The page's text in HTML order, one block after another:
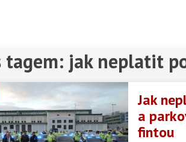
tagem: jak neplatit
Jak
a
fintou